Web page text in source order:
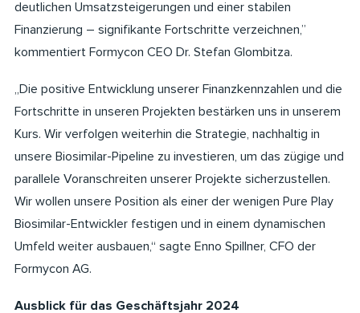
deutlichen Umsatzsteigerungen und einer stabilen
Finanzierung – signifikante Fortschritte verzeichnen,”
kommentiert Formycon CEO Dr. Stefan Glombitza.
„Die positive Entwicklung unserer Finanzkennzahlen und die
Fortschritte in unseren Projekten bestärken uns in unserem
Kurs. Wir verfolgen weiterhin die Strategie, nachhaltig in
unsere Biosimilar-Pipeline zu investieren, um das zügige und
parallele Voranschreiten unserer Projekte sicherzustellen.
Wir wollen unsere Position als einer der wenigen Pure Play
Biosimilar-Entwickler festigen und in einem dynamischen
Umfeld weiter ausbauen,“ sagte Enno Spillner, CFO der
Formycon AG.
Ausblick für das Geschäftsjahr 2024